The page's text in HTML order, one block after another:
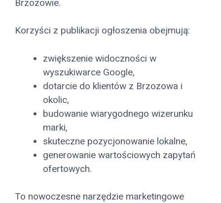
Brzozowie.
Korzyści z publikacji ogłoszenia obejmują:
zwiększenie widoczności w
wyszukiwarce Google,
dotarcie do klientów z Brzozowa i
okolic,
budowanie wiarygodnego wizerunku
marki,
skuteczne pozycjonowanie lokalne,
generowanie wartościowych zapytań
ofertowych.
To nowoczesne narzędzie marketingowe